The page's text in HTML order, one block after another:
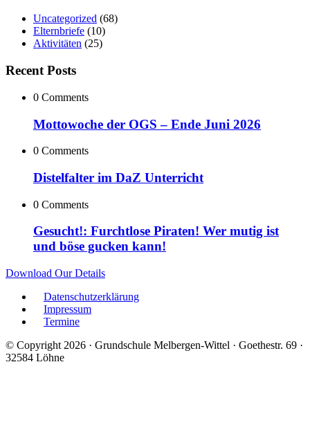
Uncategorized (68)
Elternbriefe (10)
Aktivitäten (25)
Recent Posts
0 Comments
Mottowoche der OGS – Ende Juni 2026
0 Comments
Distelfalter im DaZ Unterricht
0 Comments
Gesucht!: Furchtlose Piraten! Wer mutig ist
und böse gucken kann!
Download Our Details
Datenschutzerklärung
Impressum
Termine
© Copyright 2026 · Grundschule Melbergen-Wittel · Goethestr. 69 ·
32584 Löhne